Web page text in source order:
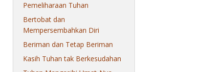
Pemeliharaan Tuhan
Bertobat dan
Mempersembahkan Diri
Beriman dan Tetap Beriman
Kasih Tuhan tak Berkesudahan